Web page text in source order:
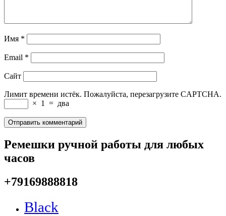
Имя *
Email *
Сайт
Лимит времени истёк. Пожалуйста, перезагрузите CAPTCHA.
× 1 = два
Ремешки ручной работы для любых
часов
+79169888818
Black